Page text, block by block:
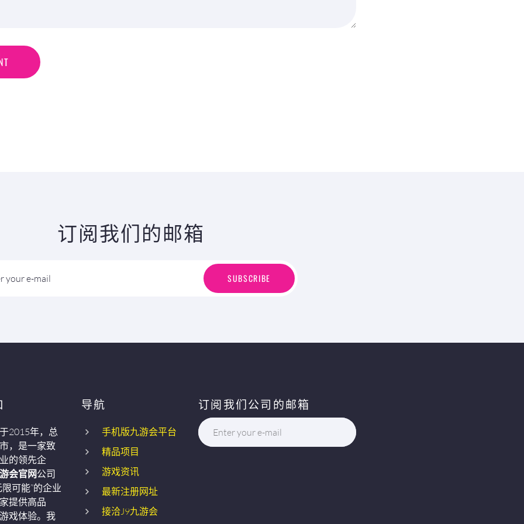
T
订阅我们的邮箱
your e-mail SUBSCRIBE
SUBSCRIBE
2015年，总
，是一家致
的领先企
会官网公司
可能”的企业
提供高品
戏体验。我
导航
手机版九游会平台
精品项目
游戏资讯
最新注册网址
接洽J9九游会
订阅我们公司的邮箱
Enter your e-mail